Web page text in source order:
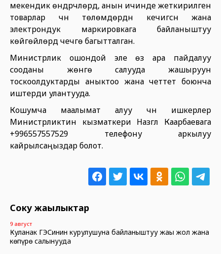
мекендик өндүрүүчүлөрдү, анын ичинде жеткирилген
товарлар үчүн төлөмдөрдүн кечигүүсүн жана
электрондук маркировкага байланыштуу
көйгөйлөрдү чечүүгө багытталган.
Министрлик ошондой эле өз ара пайдалуу
сооданы жөнгө салууда жашыруун
тоскоолдуктарды аныктоо жана четтетүү боюнча
иштерди улантууда.
Кошумча маалымат алуу үчүн ишкерлер
Министрликтин кызматкери Назгүл Каарбаевага
+996557557529 телефону аркылуу
кайрылсаңыздар болот.
Соңку жаңылыктар
9 август
Куланак ГЭСинин курулушуна байланыштуу жаңы жол жана
көпүрө салынууда